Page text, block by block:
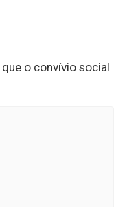
o convívio social